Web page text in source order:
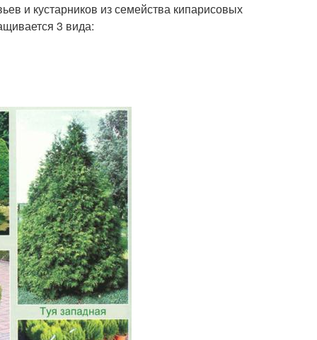
и кустарников из семейства кипарисовых
3 вида: